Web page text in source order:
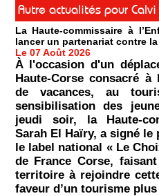
Autre actualités pour Calvi
La Haute-commissaire à
lancer un partenariat contre
Le 07 Août 2026
À l'occasion d'un
Haute-Corse consacré
de vacances, au
sensibilisation des
jeudi soir, la Haute-
Sarah El Haïry, a signé
le label national « Le
de France Corse,
territoire à rejoindre
faveur d’un tourisme